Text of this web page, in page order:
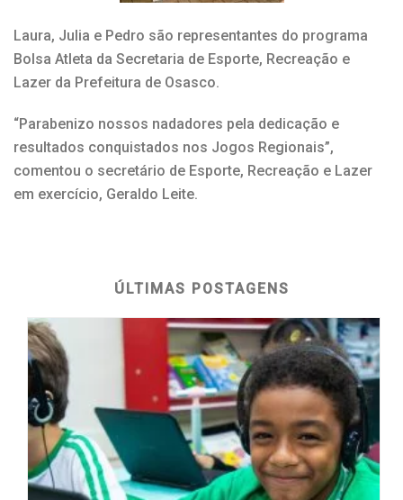
Laura, Julia e Pedro são representantes do programa
Bolsa Atleta da Secretaria de Esporte, Recreação e
Lazer da Prefeitura de Osasco.
“Parabenizo nossos nadadores pela dedicação e
resultados conquistados nos Jogos Regionais”,
comentou o secretário de Esporte, Recreação e Lazer
em exercício, Geraldo Leite.
ÚLTIMAS POSTAGENS